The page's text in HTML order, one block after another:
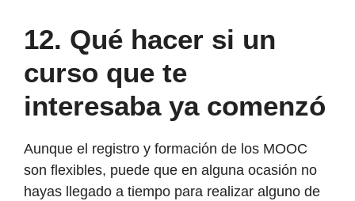
12. Qué hacer si un
curso que te
interesaba ya comenzó
Aunque el registro y formación de los MOOC
son flexibles, puede que en alguna ocasión no
hayas llegado a tiempo para realizar alguno de